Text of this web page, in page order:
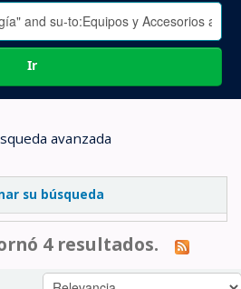
Ir
avanzada
su búsqueda
4 resultados.